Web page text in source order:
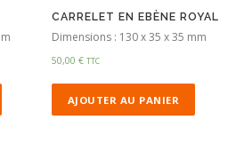
CARRELET EN EBÈNE ROYAL
Dimensions : 130 x 35 x 35 mm
50,00€ TTC
AJOUTER AU PANIER